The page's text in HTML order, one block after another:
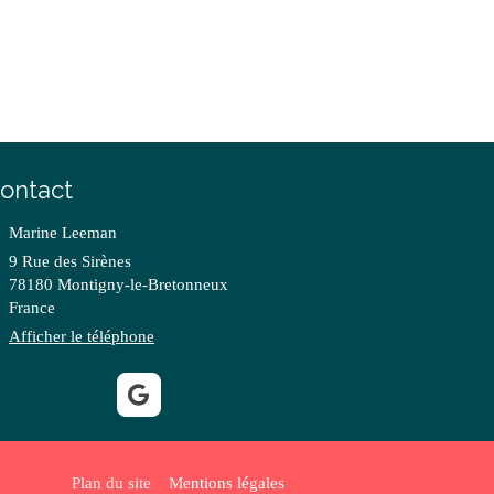
Marine Leeman
9 Rue des Sirènes
78180 Montigny-le-Bretonneux
France
Afficher le téléphone
Plan du site Mentions légales